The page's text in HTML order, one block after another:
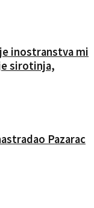
inostranstva mi
sirotinja,
Pazarac